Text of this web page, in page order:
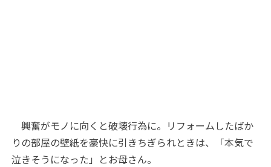
興奮がモノに向くと破壊行為に。リフォームしたばか
りの部屋の壁紙を豪快に引きちぎられときは、「本気で
泣きそうになった」とお母さん。